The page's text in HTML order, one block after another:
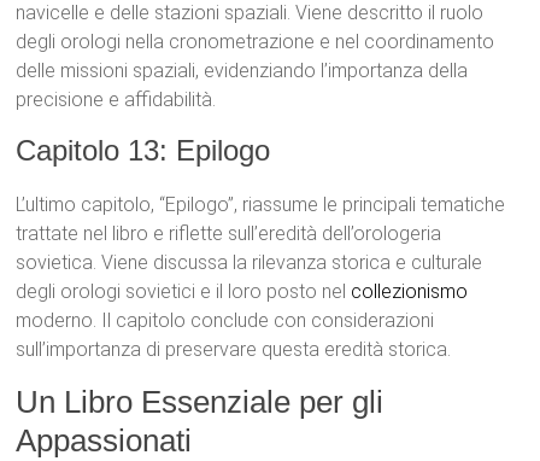
navicelle e delle stazioni spaziali. Viene descritto il ruolo
degli orologi nella cronometrazione e nel coordinamento
delle missioni spaziali, evidenziando l’importanza della
precisione e affidabilità.
Capitolo 13: Epilogo
L’ultimo capitolo, “Epilogo”, riassume le principali tematiche
trattate nel libro e riflette sull’eredità dell’orologeria
sovietica. Viene discussa la rilevanza storica e culturale
degli orologi sovietici e il loro posto nel collezionismo
moderno. Il capitolo conclude con considerazioni
sull’importanza di preservare questa eredità storica.
Un Libro Essenziale per gli
Appassionati